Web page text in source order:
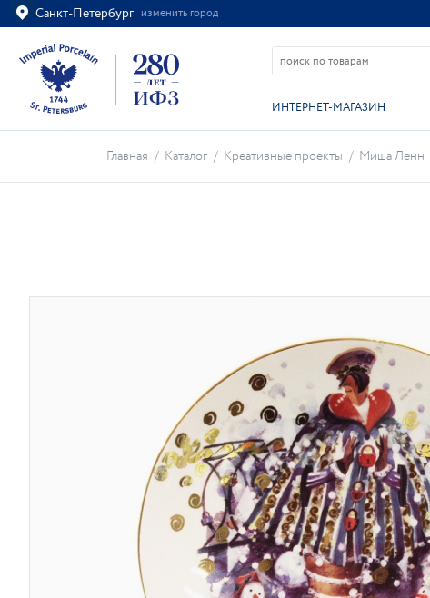
Санкт-Петербург изменить город
Ваш город Санкт-Петербург?
ВСЁ ВЕРНО ИЗМЕНИТЬ
ИНТЕРНЕТ-МАГАЗИН
Главная / Каталог / Креативные проекты / Миша Ленн